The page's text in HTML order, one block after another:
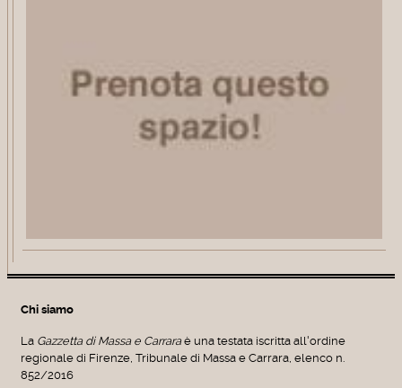
Chi siamo
La Gazzetta di Massa e Carraraè una testata iscritta all'ordine
regionale di Firenze, Tribunale di Massa e Carrara, elenco n.
852/2016